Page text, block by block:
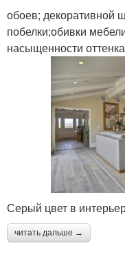
обоев; декоративной
побелки;обивки
насыщенности
Серый цвет в
читать дальше →